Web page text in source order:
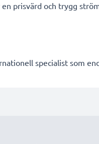
prisvärd och trygg
specialist som